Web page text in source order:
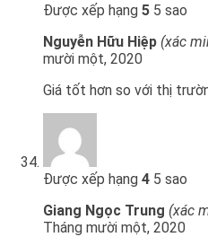
Được xếp hạng 5 5 sao
Nguyễn Hữu Hiệp (xác
mười một, 2020
Giá tốt hơn so với thị
Được xếp hạng 4 5 sao
Giang Ngọc Trung (xác
Tháng mười một, 2020